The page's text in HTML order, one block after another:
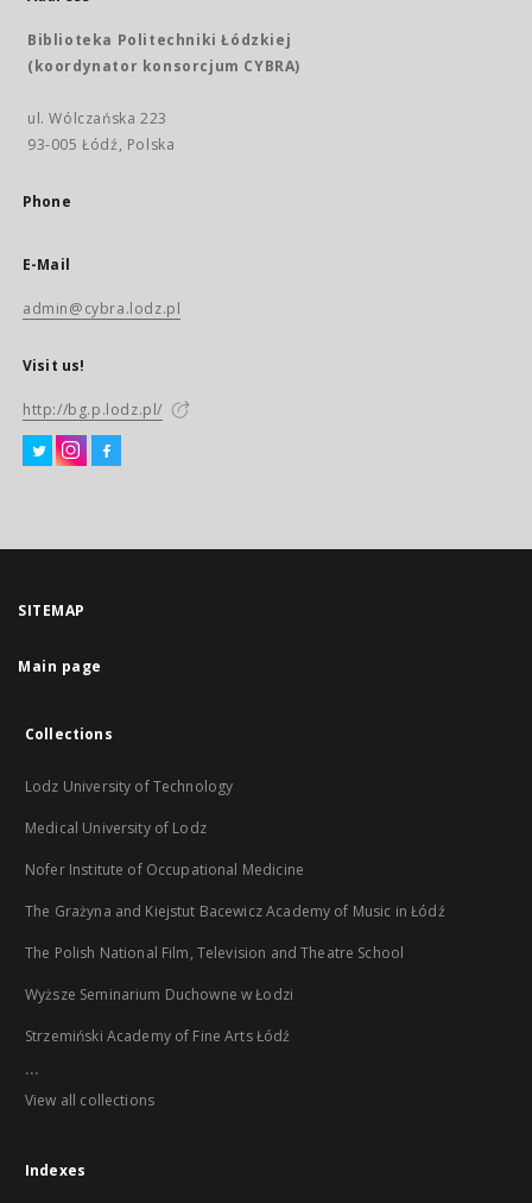
Biblioteka Politechniki Łódzkiej
(koordynator konsorcjum CYBRA)
ul. Wólczańska 223
93-005 Łódź, Polska
Phone
E-Mail
admin@cybra.lodz.pl
Visit us!
http://bg.p.lodz.pl/
SITEMAP
Main page
Collections
Lodz University of Technology
Medical University of Lodz
Nofer Institute of Occupational Medicine
The Grażyna and Kiejstut Bacewicz Academy of Music in Łódź
The Polish National Film, Television and Theatre School
Wyższe Seminarium Duchowne w Łodzi
Strzemiński Academy of Fine Arts Łódź
...
View all collections
Indexes